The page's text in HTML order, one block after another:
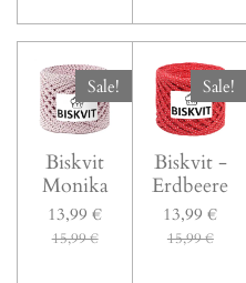
Sale!
Biskvit
Monika
13,99 €
15,99 €
Sale!
Biskvit -
Erdbeere
13,99 €
15,99 €